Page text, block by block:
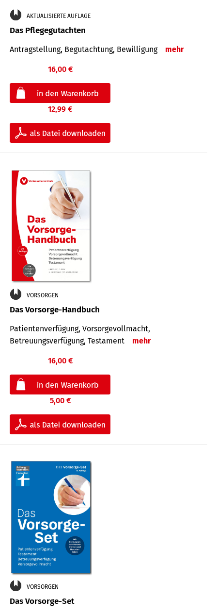
AKTUALISIERTE AUFLAGE
Das Pflegegutachten
Antragstellung, Begutachtung, Bewilligung mehr
16,00 €
12,99 €
VORSORGEN
Das Vorsorge-Handbuch
Patientenverfügung, Vorsorgevollmacht,
Betreuungsverfügung, Testament
mehr
16,00 €
5,00 €
VORSORGEN
Das Vorsorge-Set